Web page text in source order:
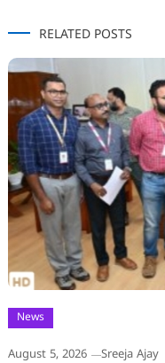
RELATED POSTS
News
August 5, 2026 Sreeja Ajay